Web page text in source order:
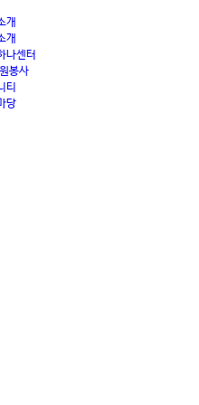
개
개
나센터
봉사
티
당